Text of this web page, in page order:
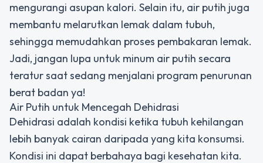
mengurangi asupan kalori. Selain itu, air putih juga
membantu melarutkan lemak dalam tubuh,
sehingga memudahkan proses pembakaran lemak.
Jadi, jangan lupa untuk minum air putih secara
teratur saat sedang menjalani program penurunan
berat badan ya!
Air Putih untuk Mencegah Dehidrasi
Dehidrasi adalah kondisi ketika tubuh kehilangan
lebih banyak cairan daripada yang kita konsumsi.
Kondisi ini dapat berbahaya bagi kesehatan kita.